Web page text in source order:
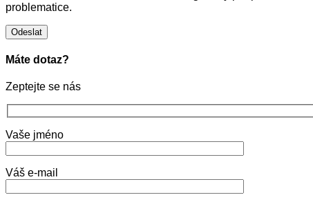
problematice.
Máte dotaz?
Zeptejte se nás
Vaše jméno
Váš e-mail